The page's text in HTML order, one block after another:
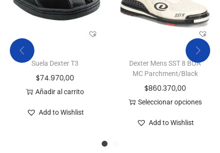
Suela Dexter T3
$74.970,00
Añadir al carrito
Add to Wishlist
Dexter Mens SST 8 BOA
MC Parchment/Black
$860.370,00
Seleccionar opciones
Add to Wishlist